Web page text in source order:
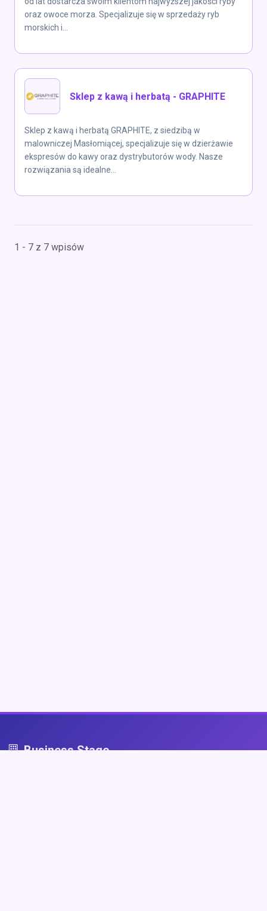
oraz owoce morza. Specjalizuje się w sprzedaży ryb
morskich i...
Sklep z kawą i herbatą - GRAPHITE
Sklep z kawą i herbatą GRAPHITE, z siedzibą w
malowniczej Masłomiącej, specjalizuje się w dzierżawie
ekspresów do kawy oraz dystrybutorów wody. Nasze
rozwiązania są idealne...
1 - 7 z 7 wpisów
Business Stage